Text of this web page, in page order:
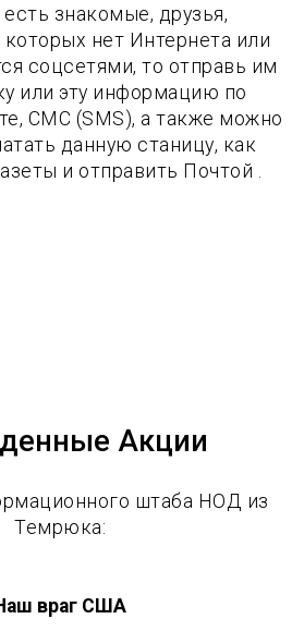
есть знакомые, друзья,
нет Интернета или
соцсетями, то отправь им
или эту информацию по
СМС (SMS), а также можно
данную станицу, как
и отправить Почтой .
Акции
штаба НОД из
Темрюка:
враг США